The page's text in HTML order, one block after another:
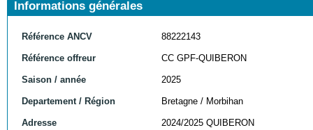
Informations générales
Référence ANCV 88222143
Référence offreur CC GPF-QUIBERON
Saison / année 2025
Departement / Région Bretagne / Morbihan
Adresse
2024/2025 QUIBERON